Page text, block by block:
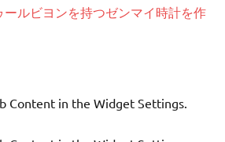
ールビヨンを持つゼンマイ時計を作
Content in the Widget Settings.